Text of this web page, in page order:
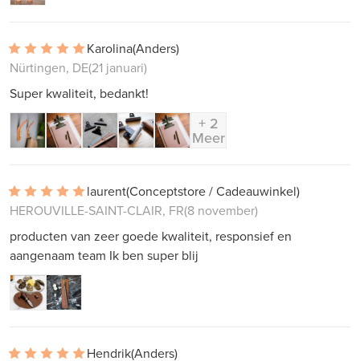
Karolina(Anders)
Nürtingen, DE(21 januari)
Super kwaliteit, bedankt!
+ 2
Meer
laurent(Conceptstore / Cadeauwinkel)
HEROUVILLE-SAINT-CLAIR, FR(8 november)
producten van zeer goede kwaliteit, responsief en
aangenaam team Ik ben super blij
Hendrik(Anders)